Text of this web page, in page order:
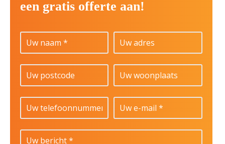
een gratis offerte aan!